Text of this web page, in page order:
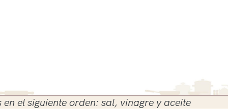
orden: sal, vinagre y aceite